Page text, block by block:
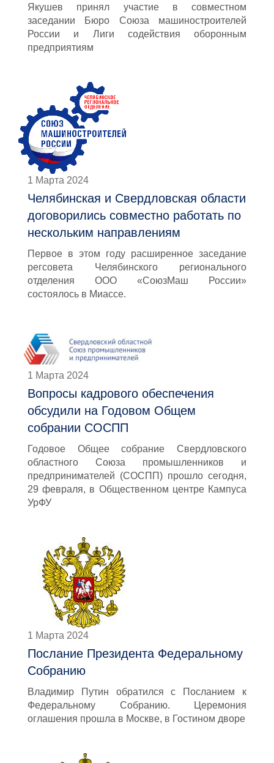
Якушев принял участие в совместном
заседании Бюро Союза машиностроителей
России и Лиги содействия оборонным
предприятиям
1 Марта 2024
Челябинская и Свердловская области
договорились совместно работать по
нескольким направлениям
Первое в этом году расширенное заседание
регсовета Челябинского регионального
отделения ООО «СоюзМаш России»
состоялось в Миассе.
1 Марта 2024
Вопросы кадрового обеспечения
обсудили на Годовом Общем
собрании СОСПП
Годовое Общее собрание Свердловского
областного Союза промышленников и
предпринимателей (СОСПП) прошло сегодня,
29 февраля, в Общественном центре Кампуса
УрФУ
1 Марта 2024
Послание Президента Федеральному
Собранию
Владимир Путин обратился с Посланием к
Федеральному Собранию. Церемония
оглашения прошла в Москве, в Гостином дворе